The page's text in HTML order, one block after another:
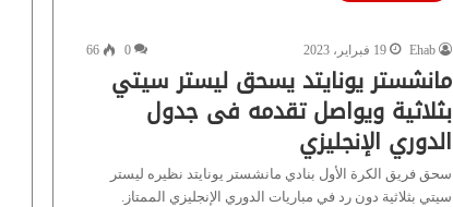
Ehab 19 فبراير، 2023 0
66
مانشستر يونايتد يسحق ليستر سيتي
بثلاثية ويواصل تقدمه فى جدول
الدوري الإنجليزي
سحق فريق الكرة الأول بنادي مانشستر يونايتد نظيره ليستر
سيتي بثلاثية دون رد في مباريات الدوري الإنجليزي الممتاز.